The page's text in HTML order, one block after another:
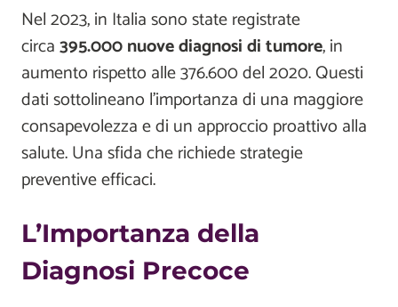
Nel 2023, in Italia sono state registrate
circa395.000 nuove diagnosi di tumore, in
aumento rispetto alle 376.600 del 2020. Questi
dati sottolineano l’importanza di una maggiore
consapevolezza e di un approccio proattivo alla
salute. Una sfida che richiede strategie
preventive efficaci.
L’Importanza della
Diagnosi Precoce